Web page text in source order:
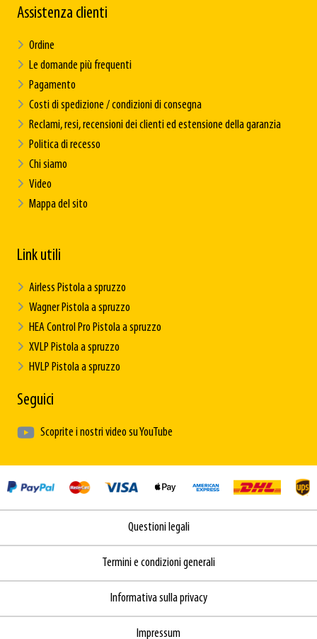
Assistenza clienti
Ordine
Le domande più frequenti
Pagamento
Costi di spedizione / condizioni di consegna
Reclami, resi, recensioni dei clienti ed estensione della garanzia
Politica di recesso
Chi siamo
Video
Mappa del sito
Link utili
Airless Pistola a spruzzo
Wagner Pistola a spruzzo
HEA Control Pro Pistola a spruzzo
XVLP Pistola a spruzzo
HVLP Pistola a spruzzo
Seguici
Scoprite i nostri video su YouTube
Questioni legali
Termini e condizioni generali
Informativa sulla privacy
Impressum